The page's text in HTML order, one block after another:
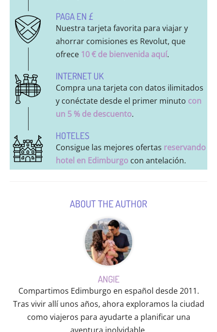
PAGA EN £
Nuestra tarjeta favorita para viajar y
ahorrar comisiones es Revolut, que
ofrece 10 € de bienvenida aquí.
INTERNET UK
Compra una tarjeta con datos ilimitados
y conéctate desde el primer minuto con
un 5 % de descuento.
HOTELES
Consigue las mejores ofertas reservando
hotel en Edimburgo con antelación.
ABOUT THE AUTHOR
ANGIE
Compartimos Edimburgo en español desde 2011.
Tras vivir allí unos años, ahora exploramos la ciudad
como viajeros para ayudarte a planificar una